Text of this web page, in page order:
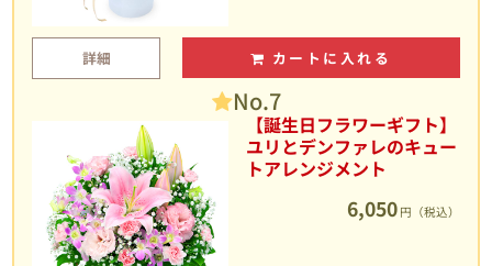
詳細 カートに入れる
No.7
【誕生日フラワーギフト】
ユリとデンファレのキュー
トアレンジメント
6,050 円（税込）